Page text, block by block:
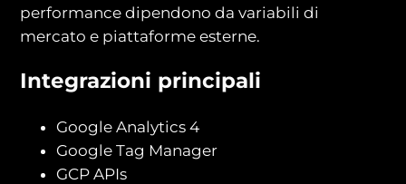
performance dipendono da variabili di
mercato e piattaforme esterne.
Integrazioni principali
Google Analytics 4
Google Tag Manager
GCP APIs